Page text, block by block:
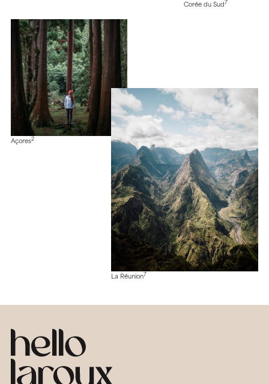
Corée du Sud 7
Açores2
La Réunion7